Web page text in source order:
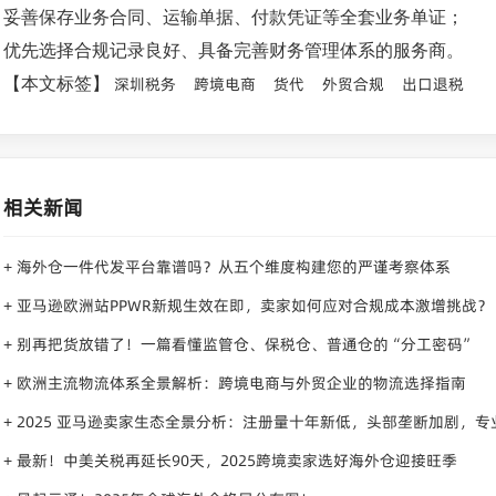
妥善保存业务合同、运输单据、付款凭证等全套业务单证；
优先选择合规记录良好、具备完善财务管理体系的服务商。
【本文标签】
深圳税务 跨境电商 货代 外贸合规 出口退税
相关新闻
+ 海外仓一件代发平台靠谱吗？从五个维度构建您的严谨考察体系
+ 亚马逊欧洲站PPWR新规生效在即，卖家如何应对合规成本激增挑战？
+ 别再把货放错了！一篇看懂监管仓、保税仓、普通仓的“分工密码”
+ 欧洲主流物流体系全景解析：跨境电商与外贸企业的物流选择指南
+ 2025 亚马逊卖家生态全景分析：注册量十年新低，头部垄断加剧，专
+ 最新！中美关税再延长90天，2025跨境卖家选好海外仓迎接旺季